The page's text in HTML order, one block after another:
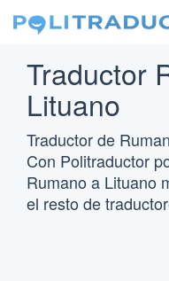
Traductor
Lituano
Traductor de
Con Politraductor
Rumano a Lituano
el resto de